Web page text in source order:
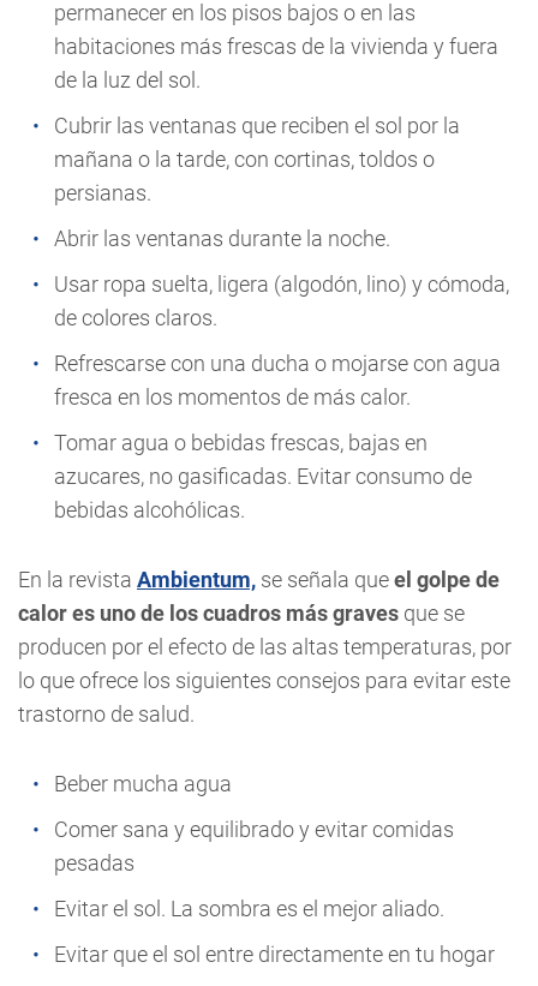
permanecer en los pisos bajos o en las
habitaciones más frescas de la vivienda y fuera
de la luz del sol.
Cubrir las ventanas que reciben el sol por la
mañana o la tarde, con cortinas, toldos o
persianas.
Abrir las ventanas durante la noche.
Usar ropa suelta, ligera (algodón, lino) y cómoda,
de colores claros.
Refrescarse con una ducha o mojarse con agua
fresca en los momentos de más calor.
Tomar agua o bebidas frescas, bajas en
azucares, no gasificadas. Evitar consumo de
bebidas alcohólicas.
En la revista Ambientum, se señala queel golpe de
calor es uno de los cuadros más graves que se
producen por el efecto de las altas temperaturas, por
lo que ofrece los siguientes consejos para evitar este
trastorno de salud.
Beber mucha agua
Comer sana y equilibrado y evitar comidas
pesadas
Evitar el sol. La sombra es el mejor aliado.
Evitar que el sol entre directamente en tu hogar